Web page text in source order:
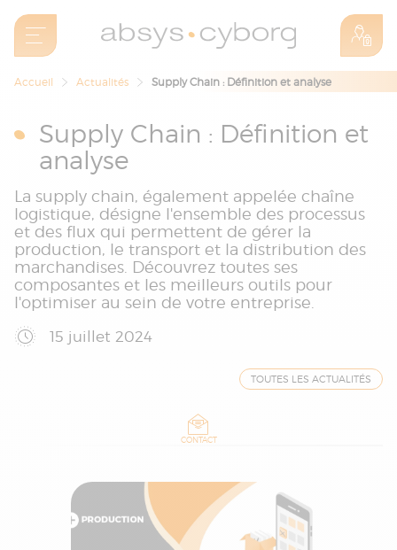
Accueil Actualités Supply Chain : Définition et analyse
Supply Chain : Définition et
analyse
La supply chain, également appelée chaîne
logistique, désigne l'ensemble des processus
et des flux qui permettent de gérer la
production, le transport et la distribution des
marchandises. Découvrez toutes ses
composantes et les meilleurs outils pour
l'optimiser au sein de votre entreprise.
15 juillet 2024
TOUTES LES ACTUALITÉS
CONTACT